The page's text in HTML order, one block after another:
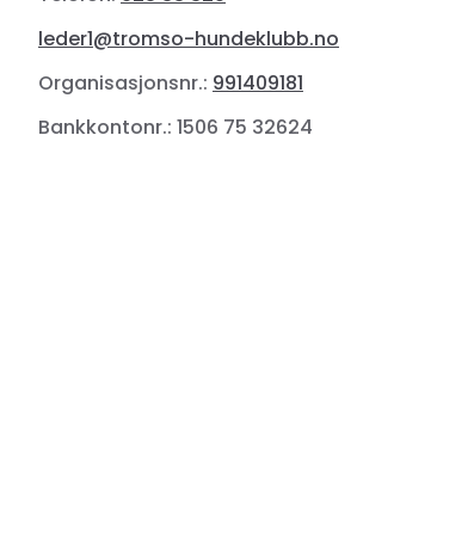
leder1@tromso-hundeklubb.no
Organisasjonsnr.: 991409181
Bankkontonr.: 1506 75 32624